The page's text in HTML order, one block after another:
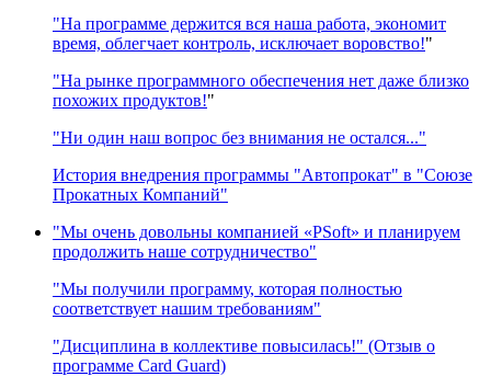
"На программе держится вся наша работа, экономит
время, облегчает контроль, исключает воровство!"
"На рынке программного обеспечения нет даже близко
похожих продуктов!"
"Ни один наш вопрос без внимания не остался..."
История внедрения программы "Автопрокат" в "Союзе
Прокатных Компаний"
"Мы очень довольны компанией «PSoft» и планируем
продолжить наше сотрудничество"
"Мы получили программу, которая полностью
соответствует нашим требованиям"
"Дисциплина в коллективе повысилась!" (Отзыв о
программе Card Guard)